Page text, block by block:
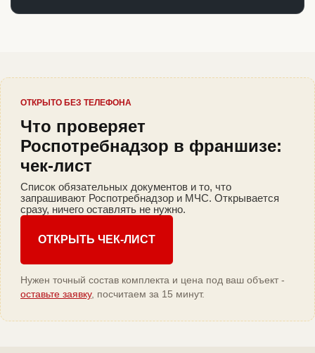
ОТКРЫТО БЕЗ ТЕЛЕФОНА
Что проверяет
Роспотребнадзор в франшизе:
чек-лист
Список обязательных документов и то, что
запрашивают Роспотребнадзор и МЧС. Открывается
сразу, ничего оставлять не нужно.
ОТКРЫТЬ ЧЕК-ЛИСТ
Нужен точный состав комплекта и цена под ваш объект -
оставьте заявку, посчитаем за 15 минут.